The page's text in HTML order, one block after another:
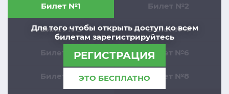
Для того чтобы открыть доступ ко всем
билетам зарегистрируйтесь
РЕГИСТРАЦИЯ
ЭТО БЕСПЛАТНО
Билет №1 Билет №2
Билет №3 Билет №4
Билет №5 Билет №6
Билет №7 Билет №8